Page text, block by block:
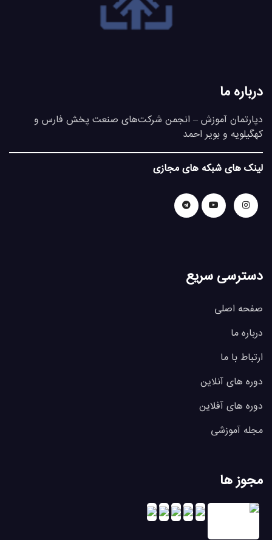
درباره ما
دپارتمان آموزش – انجمن شرکت‌های صنعت پخش فارس و
کهگیلویه و بویر احمد
لینک های شبکه های مجازی
دسترسی سریع
صفحه اصلی
درباره ما
ارتباط با ما
دوره های آنلاین
دوره های آفلاین
مجله آموزشی
مجوز ها